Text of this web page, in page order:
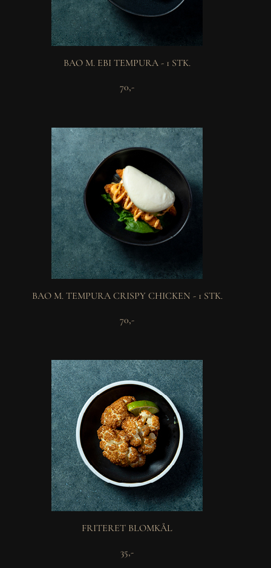
BAO M. EBI TEMPURA - 1 STK.
70,-
BAO M. TEMPURA CRISPY CHICKEN - 1 STK.
70,-
FRITERET BLOMKÅL
35,-